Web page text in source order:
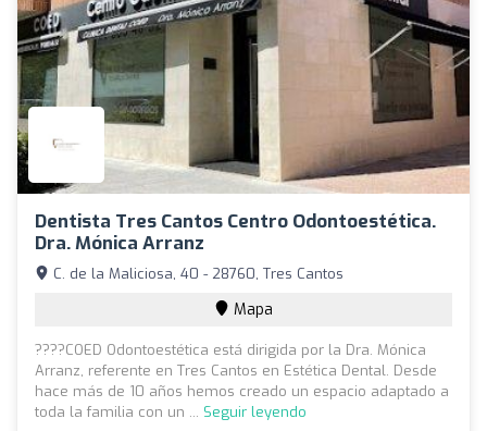
Dentista Tres Cantos Centro Odontoestética.
Dra. Mónica Arranz
C. de la Maliciosa, 40 - 28760, Tres Cantos
Mapa
????COED Odontoestética está dirigida por la Dra. Mónica
Arranz, referente en Tres Cantos en Estética Dental. Desde
hace más de 10 años hemos creado un espacio adaptado a
toda la familia con un ... Seguir leyendo